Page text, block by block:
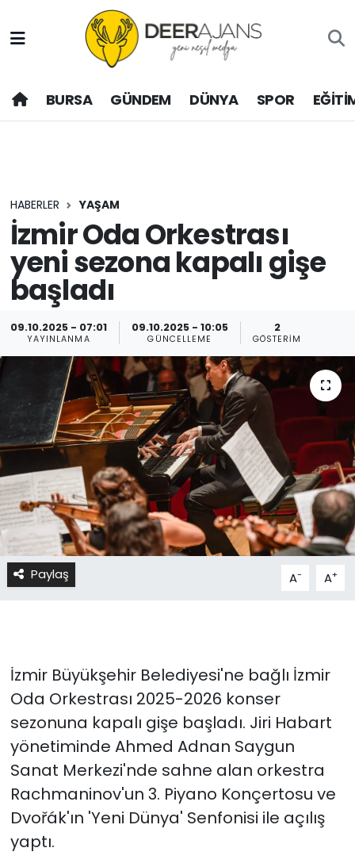
BURSA GÜNDEM DÜNYA SPOR
HABERLER YAŞAM
İzmir Oda Orkestrası
yeni sezona kapalı gişe
başladı
09.10.2025 - 07:01
YAYINLANMA
09.10.2025 - 10:05
GÜNCELLEME
2
GÖSTERIM
Paylaş A- A+
İzmir Büyükşehir Belediyesi'ne bağlı İzmir
Oda Orkestrası 2025-2026 konser
sezonuna kapalı gişe başladı. Jiri Habart
yönetiminde Ahmed Adnan Saygun
Sanat Merkezi'nde sahne alan orkestra
Rachmaninov'un 3. Piyano Konçertosu ve
Dvořák'ın 'Yeni Dünya' Senfonisi ile açılış
yaptı.
Hava Durumu
Trafik Durumu
Son Dakika Haberleri
Haber Arşivi